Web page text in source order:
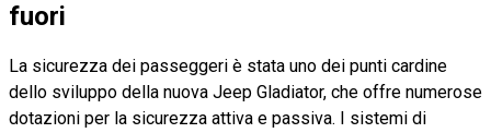
fuori
La sicurezza dei passeggeri è stata uno dei punti cardine
dello sviluppo della nuova Jeep Gladiator, che offre numerose
dotazioni per la sicurezza attiva e passiva. I sistemi di